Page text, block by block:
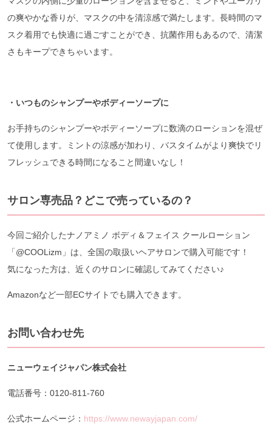
の爽やかな香りが、マスクの中を清涼感で満たします。長時間のマ
スク着用でも快適に過ごすことができ、抗菌作用もあるので、清潔
さもキープできちゃいます。
・いつものシャンプーやボディーソープに
お手持ちのシャンプーやボディーソープに数滴のローションを混ぜ
て使用します。ミントの涼感が加わり、バスタイムがより爽快でリ
フレッシュできる時間になること間違いなし！
サロン専売品？どこで売っているの？
今回ご紹介したナノアミノ ボディ＆フェイス クールローション
「@COOLizm」は、全国の取扱いヘアサロンで購入可能です！
気になった方は、近くのサロンに確認してみてください♪
Amazonなど一部ECサイトでも購入できます。
お問い合わせ先
ニューウェイジャパン株式会社
電話番号：0120-811-760
公式ホームページ： https://www.newayjapan.com/